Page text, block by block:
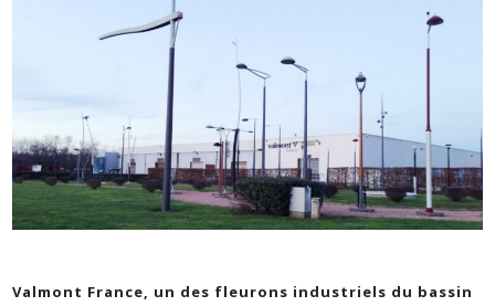
Valmont France, un des fleurons industriels du bassin